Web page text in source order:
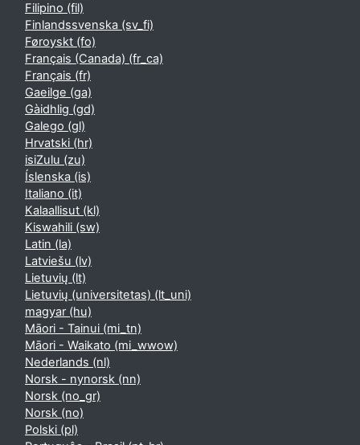
Filipino ‎(fil)‎
Finlandssvenska ‎(sv_fi)‎
Føroyskt ‎(fo)‎
Français (Canada) ‎(fr_ca)‎
Français ‎(fr)‎
Gaeilge ‎(ga)‎
Gàidhlig ‎(gd)‎
Galego ‎(gl)‎
Hrvatski ‎(hr)‎
isiZulu ‎(zu)‎
Íslenska ‎(is)‎
Italiano ‎(it)‎
Kalaallisut ‎(kl)‎
Kiswahili ‎(sw)‎
Latin ‎(la)‎
Latviešu ‎(lv)‎
Lietuvių ‎(lt)‎
Lietuvių (universitetas) ‎(lt_uni)‎
magyar ‎(hu)‎
Māori - Tainui ‎(mi_tn)‎
Māori - Waikato ‎(mi_wwow)‎
Nederlands ‎(nl)‎
Norsk - nynorsk ‎(nn)‎
Norsk ‎(no_gr)‎
Norsk ‎(no)‎
Polski ‎(pl)‎